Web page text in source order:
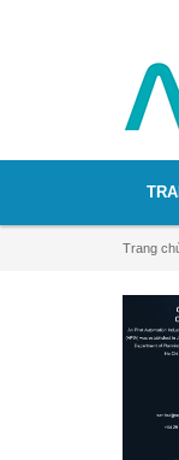
Trang